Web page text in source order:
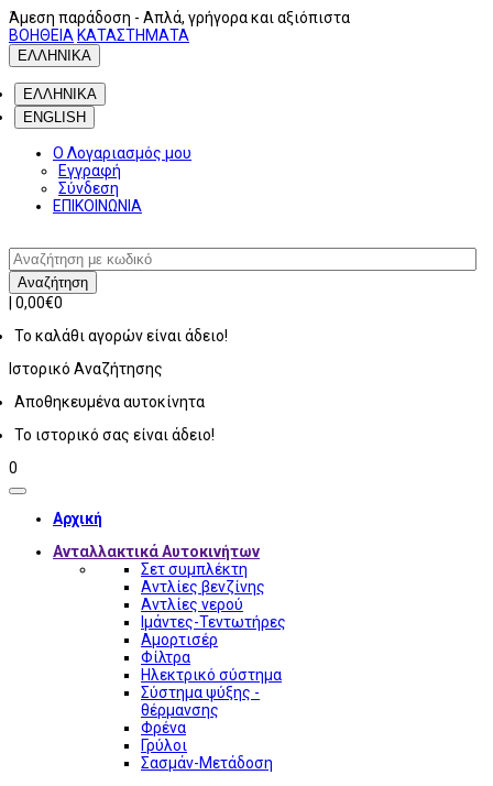
Άμεση παράδοση - Απλά, γρήγορα και αξιόπιστα
ΒΟΗΘΕΙΑ ΚΑΤΑΣΤΗΜΑΤΑ
ΕΛΛΗΝΙΚΑ
ΕΛΛΗΝΙΚΑ
ENGLISH
Ο Λογαριασμός μου
Εγγραφή
Σύνδεση
ΕΠΙΚΟΙΝΩΝΙΑ
Αναζήτηση
0,00€0
Το καλάθι αγορών είναι άδειο!
Ιστορικό Αναζήτησης
Αποθηκευμένα αυτοκίνητα
Το ιστορικό σας είναι άδειο!
0
Αρχική
Ανταλλακτικά Αυτοκινήτων
Σετ συμπλέκτη
Αντλίες βενζίνης
Αντλίες νερού
Ιμάντες-Τεντωτήρες
Αμορτισέρ
Φίλτρα
Ηλεκτρικό σύστημα
Σύστημα ψύξης -
θέρμανσης
Φρένα
Γρύλοι
Σασμάν-Μετάδοση